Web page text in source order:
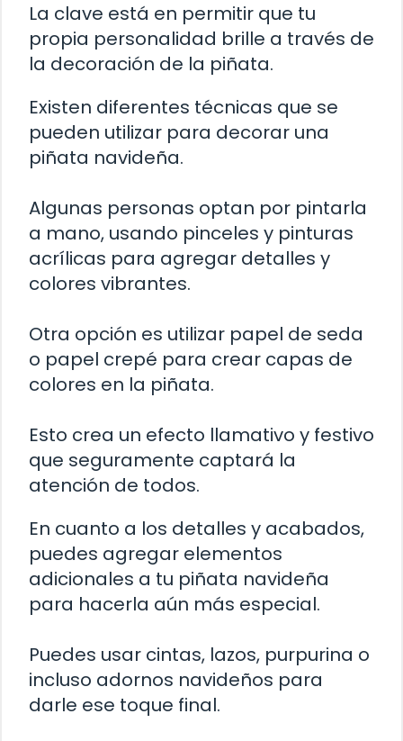
La clave está en permitir que tu
propia personalidad brille a través de
la decoración de la piñata.
Existen diferentes técnicas que se
pueden utilizar para decorar una
piñata navideña.
Algunas personas optan por pintarla
a mano, usando pinceles y pinturas
acrílicas para agregar detalles y
colores vibrantes.
Otra opción es utilizar papel de seda
o papel crepé para crear capas de
colores en la piñata.
Esto crea un efecto llamativo y festivo
que seguramente captará la
atención de todos.
En cuanto a los detalles y acabados,
puedes agregar elementos
adicionales a tu piñata navideña
para hacerla aún más especial.
Puedes usar cintas, lazos, purpurina o
incluso adornos navideños para
darle ese toque final.